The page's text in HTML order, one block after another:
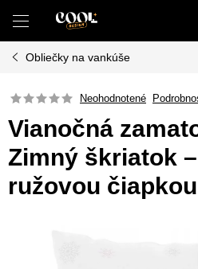
obsah
Obliečky na vankúše
Neohodnotené
Vianočná
Zimný škriatok
ružovou